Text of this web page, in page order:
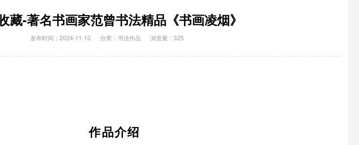
藏-著名书画家范曾书法精品《书画凌烟》
发布时间：2024-11-10 分类： 书法作品 浏览量：325
作品介绍